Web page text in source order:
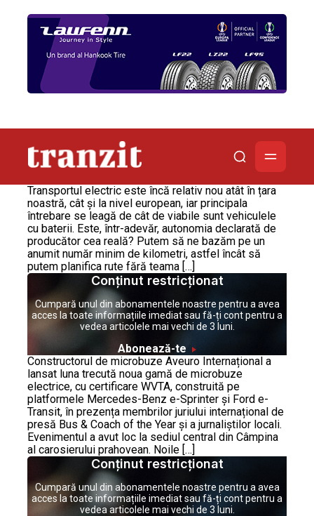
Transportul electric este încă relativ nou atât în țara
noastră, cât și la nivel european, iar principala
întrebare se leagă de cât de viabile sunt vehiculele
cu baterii. Este, într-adevăr, autonomia declarată de
producător cea reală? Putem să ne bazăm pe un
anumit număr minim de kilometri, astfel încât să
putem planifica rute fără teama […]
Conținut restricționat
Cumpară unul din abonamentele noastre pentru a avea
acces la toate informațiile imediat sau fă-ți cont pentru a
vedea articolele mai vechi de 3 luni.
Abonează-te
Constructorul de microbuze Aveuro Internațional a
lansat luna trecută noua gamă de microbuze
electrice, cu certificare WVTA, construită pe
platformele Mercedes-Benz e-Sprinter și Ford e-
Transit, în prezența membrilor juriului internațional de
presă Bus & Coach of the Year și a jurnaliștilor locali.
Evenimentul a avut loc la sediul central din Câmpina
al carosierului prahovean. Noile […]
Conținut restricționat
Cumpară unul din abonamentele noastre pentru a avea
acces la toate informațiile imediat sau fă-ți cont pentru a
vedea articolele mai vechi de 3 luni.